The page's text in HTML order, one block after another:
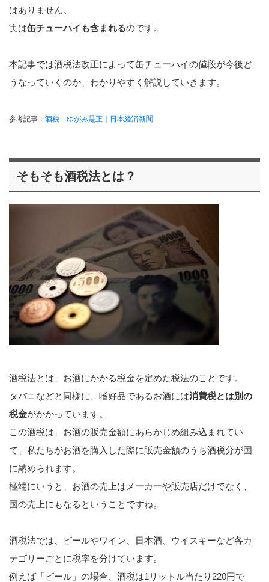
はありません。
実は缶チューハイも含まれるのです。
本記事では酒税法改正によって缶チューハイの値段が今後ど
うなっていくのか、わかりやすく解説していきます。
参考記事： 酒税 ゆがみ是正｜日本経済新聞
そもそも酒税法とは？
酒税法とは、お酒にかかる税金を定めた税法のことです。
タバコなどと同様に、嗜好品であるお酒には消費税とは別の
税金がかかっています。
この酒税は、お酒の販売金額にあらかじめ組み込まれてい
て、私たちがお酒を購入した際に販売金額のうち酒税分が国
に納められます。
極端にいうと、お酒の売上はメーカーや販売店だけでなく、
国の売上にもなるということですね。
酒税法では、ビールやワイン、日本酒、ウイスキーなど各カ
テゴリーごとに税率を分けています。
例えば「ビール」の場合、酒税は1リットル当たり220円で